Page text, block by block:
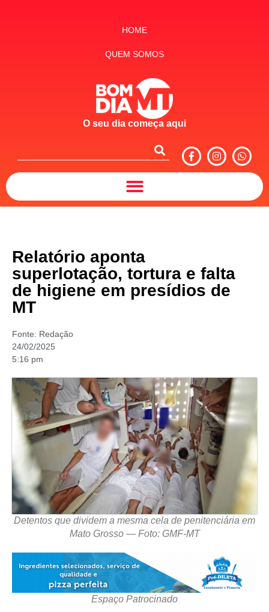
HOME
QUEM SOMOS
O seu dia começa aqui
Relatório aponta
superlotação, tortura e falta
de higiene em presídios de
MT
Fonte: Redação
24/02/2025
5:16 pm
Detentos que dividem a mesma cela de penitenciária em
Mato Grosso — Foto: GMF-MT
Espaço Patrocinado